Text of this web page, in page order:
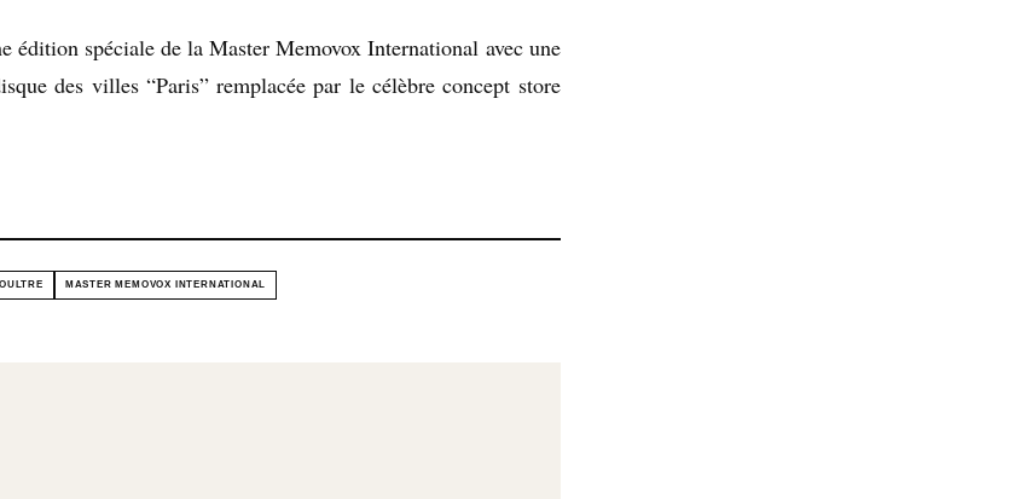
édition spéciale de la Master Memovox International avec une
des villes “Paris” remplacée par le célèbre concept store
MASTER MEMOVOX INTERNATIONAL